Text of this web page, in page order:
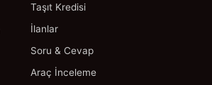
Taşıt Kredisi
İlanlar
Soru & Cevap
Araç İnceleme